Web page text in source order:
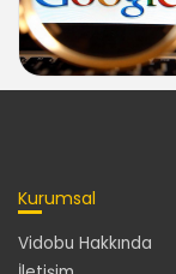
Kurumsal
Vidobu Hakkında